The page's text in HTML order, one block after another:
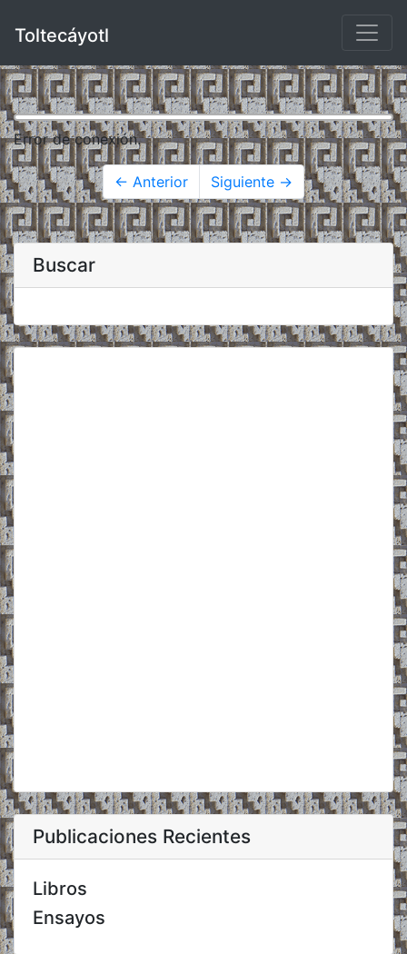
Toltecáyotl
Error de conexión.
← Anterior Siguiente →
Buscar
Publicaciones Recientes
Libros
Ensayos